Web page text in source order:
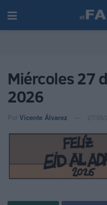
Miércoles 27
2026
Por Vicente Álvarez 27/